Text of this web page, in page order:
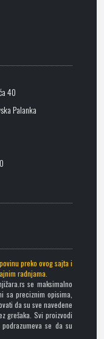
40
Palanka
preko ovog sajta i
radnjama.
se maksimalno
sa preciznim opisima,
da su sve navedene
grešaka. Svi proizvodi
se da su